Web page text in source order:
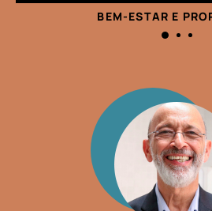
BEM-ESTAR E